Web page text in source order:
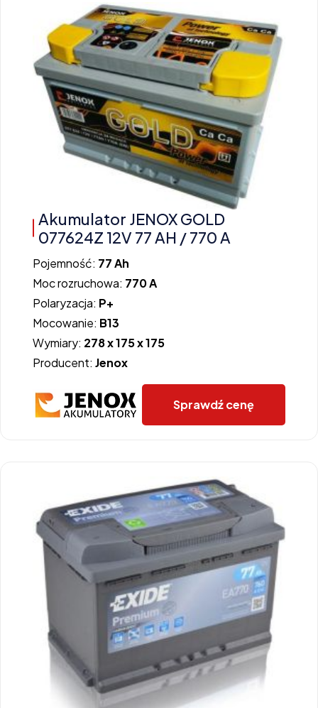
Akumulator JENOX GOLD
077624Z 12V 77 AH / 770 A
Pojemność: 77 Ah
Moc rozruchowa: 770 A
Polaryzacja: P+
Mocowanie: B13
Wymiary: 278 x 175 x 175
Producent: Jenox
Sprawdź cenę